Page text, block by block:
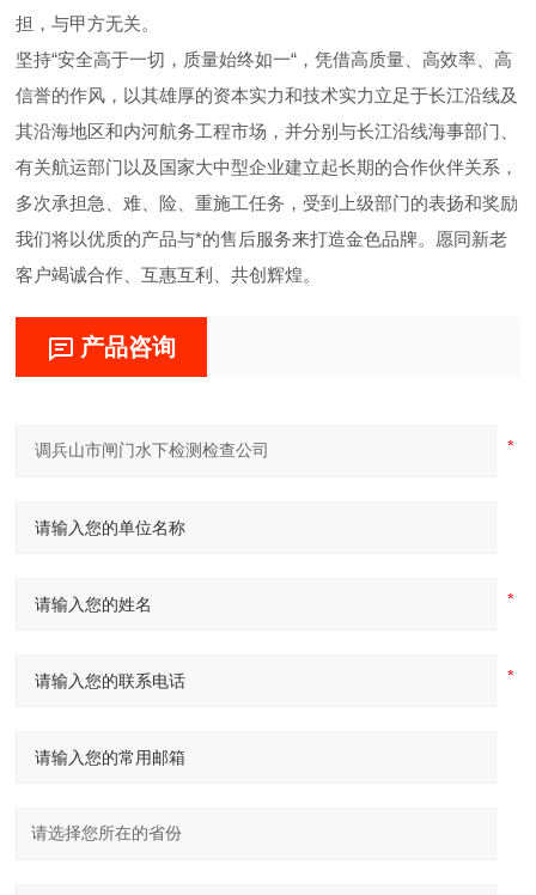
担，与甲方无关。
坚持“安全高于一切，质量始终如一“，凭借高质量、高效率、高
信誉的作风，以其雄厚的资本实力和技术实力立足于长江沿线及
其沿海地区和内河航务工程市场，并分别与长江沿线海事部门、
有关航运部门以及国家大中型企业建立起长期的合作伙伴关系，
多次承担急、难、险、重施工任务，受到上级部门的表扬和奖励
我们将以优质的产品与*的售后服务来打造金色品牌。愿同新老
客户竭诚合作、互惠互利、共创辉煌。
产品咨询